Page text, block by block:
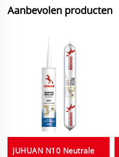
Aanbevolen producten
JUHUAN N10 Neutrale